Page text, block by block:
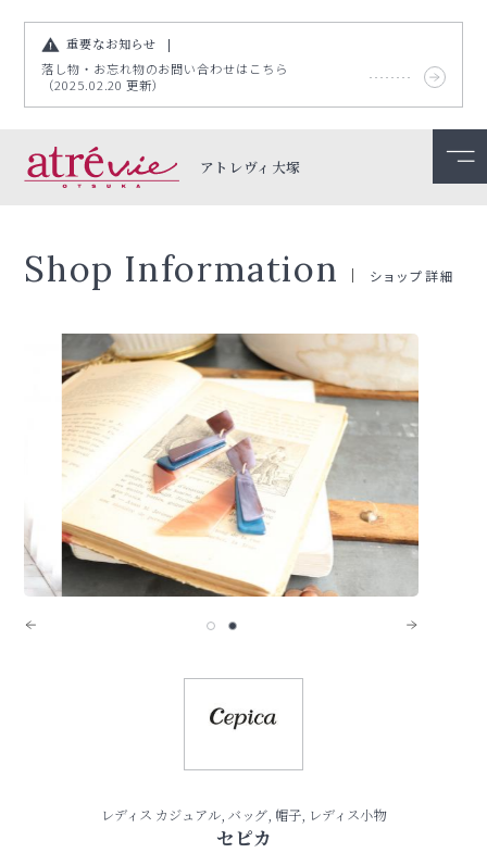
重要なお知らせ
落し物・お忘れ物のお問い合わせはこちら
（2025.02.20 更新）
アトレヴィ大塚
Shop Information ショップ詳細
レディス カジュアル, バッグ, 帽子, レディス小物
セピカ